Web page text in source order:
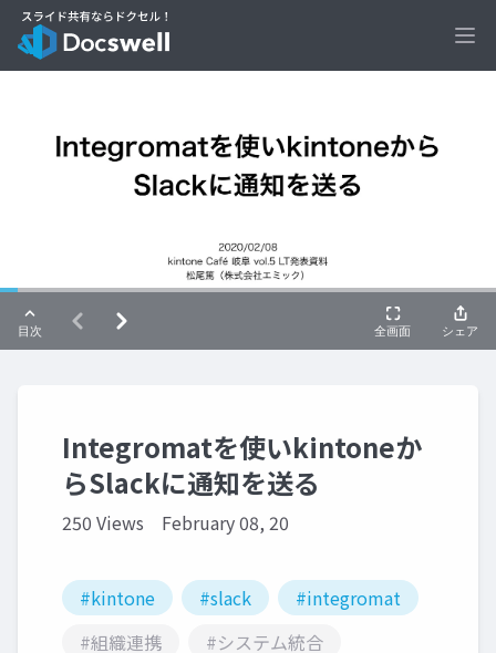
Integromatを使いkintoneか
らSlackに通知を送る
250 Views February 08, 20
#kintone #slack
#integromat
#組織連携
#システム統合